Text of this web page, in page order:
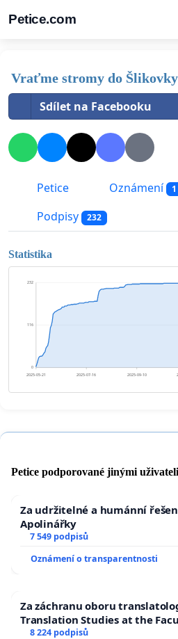
Petice.com
Vraťme stromy do Šlikovky
Sdílet na Facebooku
Petice Oznámení 1
Podpisy 232
Statistika
0
116
232
2025-05-21 2025-07-16 2025-09-10
Petice podporované jinými uživateli
Za udržitelné a humánní
Apolinářky
7 549 podpisů
Oznámení o transparentnosti
Za záchranu oboru
Translation Studies at the
University
8 224 podpisů